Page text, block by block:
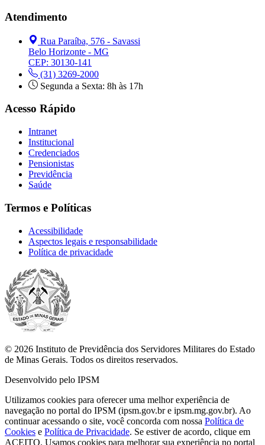
Atendimento
Rua Paraíba, 576 - Savassi
Belo Horizonte - MG
CEP: 30130-141
(31) 3269-2000
Segunda a Sexta: 8h às 17h
Acesso Rápido
Intranet
Institucional
Credenciados
Pensionistas
Previdência
Saúde
Termos e Políticas
Acessibilidade
Aspectos legais e responsabilidade
Política de privacidade
© 2026 Instituto de Previdência dos Servidores Militares do Estado
de Minas Gerais. Todos os direitos reservados.
Desenvolvido pelo IPSM
Utilizamos cookies para oferecer uma melhor experiência de
navegação no portal do IPSM (ipsm.gov.br e ipsm.mg.gov.br). Ao
continuar acessando o site, você concorda com nossa Política de
Cookies e Política de Privacidade. Se estiver de acordo, clique em
ACEITO. Usamos cookies para melhorar sua experiência no portal